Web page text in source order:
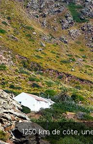
1250 km de côte,